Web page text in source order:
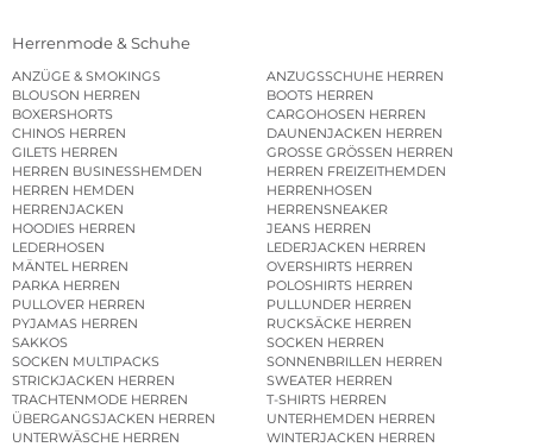
Herrenmode & Schuhe
ANZÜGE & SMOKINGS
ANZUGSSCHUHE HERREN
BLOUSON HERREN
BOOTS HERREN
BOXERSHORTS
CARGOHOSEN HERREN
CHINOS HERREN
DAUNENJACKEN HERREN
GILETS HERREN
GROSSE GRÖSSEN HERREN
HERREN BUSINESSHEMDEN
HERREN FREIZEITHEMDEN
HERREN HEMDEN
HERRENHOSEN
HERRENJACKEN
HERRENSNEAKER
HOODIES HERREN
JEANS HERREN
LEDERHOSEN
LEDERJACKEN HERREN
MÄNTEL HERREN
OVERSHIRTS HERREN
PARKA HERREN
POLOSHIRTS HERREN
PULLOVER HERREN
PULLUNDER HERREN
PYJAMAS HERREN
RUCKSÄCKE HERREN
SAKKOS
SOCKEN HERREN
SOCKEN MULTIPACKS
SONNENBRILLEN HERREN
STRICKJACKEN HERREN
SWEATER HERREN
TRACHTENMODE HERREN
T-SHIRTS HERREN
ÜBERGANGSJACKEN HERREN
UNTERHEMDEN HERREN
UNTERWÄSCHE HERREN
WINTERJACKEN HERREN